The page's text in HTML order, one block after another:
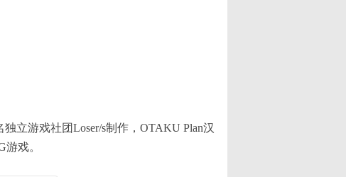
立游戏社团Loser/s制作，OTAKU Plan汉
戏。